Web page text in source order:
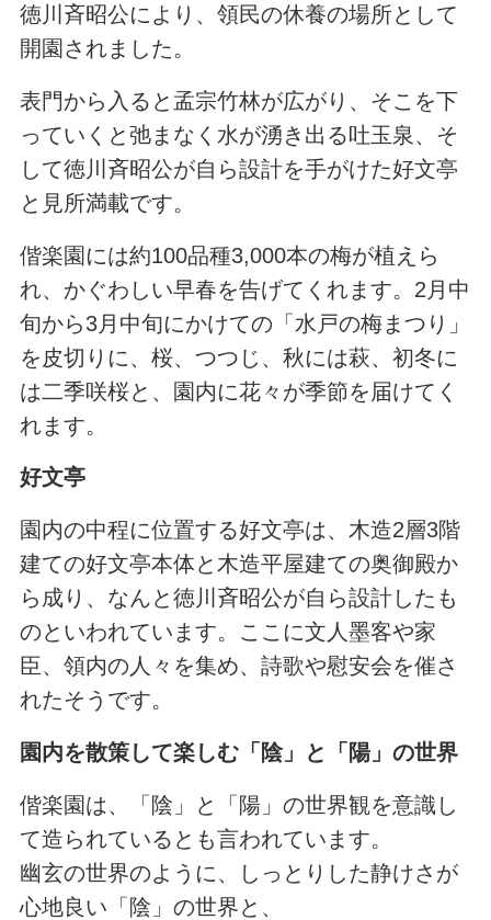
徳川斉昭公により、領民の休養の場所として
開園されました。
表門から入ると孟宗竹林が広がり、そこを下
っていくと弛まなく水が湧き出る吐玉泉、そ
して徳川斉昭公が自ら設計を手がけた好文亭
と見所満載です。
偕楽園には約100品種3,000本の梅が植えら
れ、かぐわしい早春を告げてくれます。2月中
旬から3月中旬にかけての「水戸の梅まつり」
を皮切りに、桜、つつじ、秋には萩、初冬に
は二季咲桜と、園内に花々が季節を届けてく
れます。
好文亭
園内の中程に位置する好文亭は、木造2層3階
建ての好文亭本体と木造平屋建ての奥御殿か
ら成り、なんと徳川斉昭公が自ら設計したも
のといわれています。ここに文人墨客や家
臣、領内の人々を集め、詩歌や慰安会を催さ
れたそうです。
園内を散策して楽しむ「陰」と「陽」の世界
偕楽園は、「陰」と「陽」の世界観を意識し
て造られているとも言われています。
幽玄の世界のように、しっとりした静けさが
心地良い「陰」の世界と、